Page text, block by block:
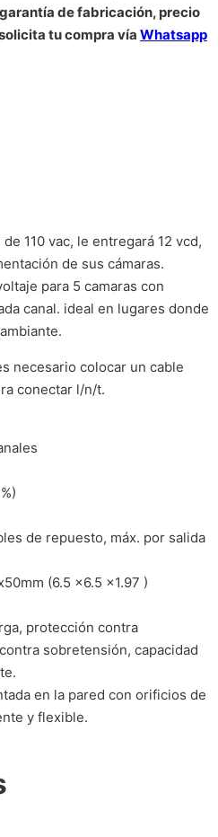
de fabricación, precio
tu compra vía Whatsapp
110 vac, le entregará 12 vcd,
de sus cámaras.
para 5 camaras con
canal. ideal en lugares donde
necesario colocar un cable
conectar l/n/t.
de repuesto, máx. por salida
(6.5 x6.5 x1.97 )
protección contra
sobretensión, capacidad
en la pared con orificios de
y flexible.